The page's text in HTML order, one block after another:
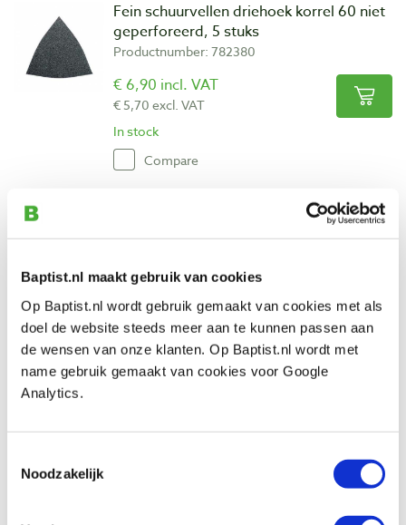
Baptist.nl maakt gebruik van cookies
Op Baptist.nl wordt gebruik gemaakt van cookies met als
doel de website steeds meer aan te kunnen passen aan
de wensen van onze klanten. Op Baptist.nl wordt met
name gebruik gemaakt van cookies voor Google
Analytics.
Noodzakelijk
Fein schuurvellen driehoek korrel 60 niet
geperforeerd, 5 stuks
Productnumber: 782380
€ 6,90 incl. VAT
€ 5,70 excl. VAT
In stock
Compare
Fein schuurvellen driehoek korrel 100 niet
geperforeerd, 5 stuks
€ 6,90 incl. VAT
€ 5,70 excl. VAT
In stock
Compare